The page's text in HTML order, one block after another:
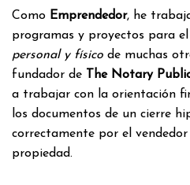
Como Emprendedor, he
programas y proyectos para
personal y físico de muchas
fundador de
The Notary
a trabajar con la orientación
los documentos de un cierre
correctamente por el
propiedad.